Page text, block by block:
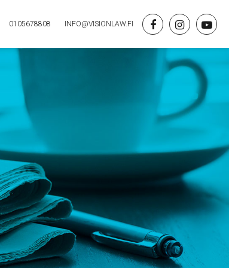
0105678808 INFO@VISIONLAW.FI